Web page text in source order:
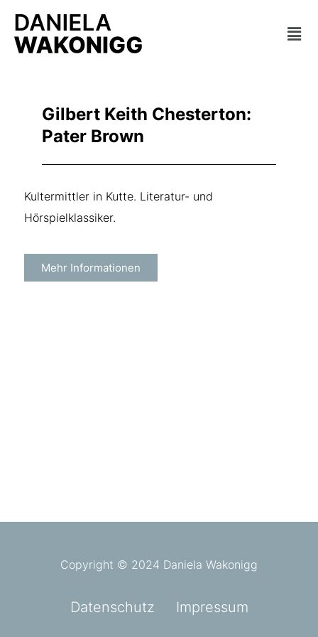
Inhalt
springen
Gilbert Keith Chesterton:
Pater Brown
Kultermittler in Kutte. Literatur- und
Hörspielklassiker.
Mehr Informationen
Copyright © 2024 Daniela Wakonigg
Datenschutz Impressum